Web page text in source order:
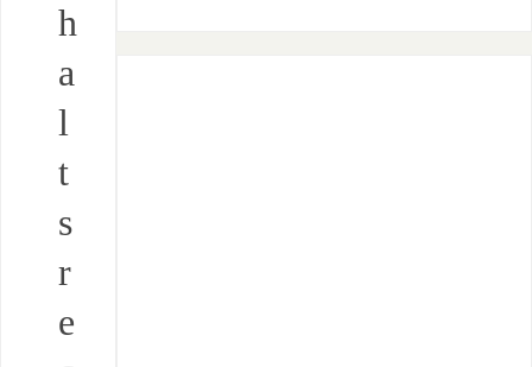
h
a
l
t
s
r
e